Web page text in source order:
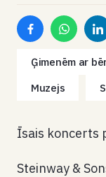
Ģimenēm ar
Muzejs
Īsais koncerts
Steinway &